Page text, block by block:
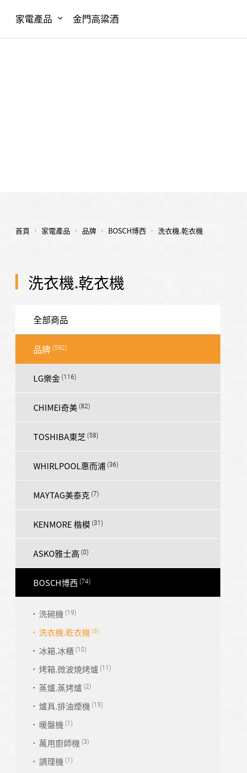
家電產品 金門高粱酒
首頁 家電產品 品牌 BOSCH博西 洗衣機.乾衣機
洗衣機.乾衣機
全部商品
品牌
LG樂金
CHIMEI奇美
TOSHIBA東芝
WHIRLPOOL惠而浦
MAYTAG美泰克
KENMORE 楷模
ASKO雅士高
BOSCH博西
洗碗機
洗衣機.乾衣機
冰箱.冰櫃
烤箱.微波燒烤爐
蒸爐.蒸烤爐
爐具.排油煙機
暖盤機
萬用廚師機
調理機